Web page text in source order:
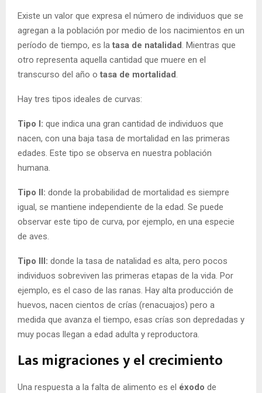
Existe un valor que expresa el número de individuos que se
agregan a la población por medio de los nacimientos en un
período de tiempo, es la tasa de natalidad . Mientras que
otro representa aquella cantidad que muere en el
transcurso del año o tasa de mortalidad
Hay tres tipos ideales de curvas:
Tipo I: que indica una gran cantidad de individuos que
nacen, con una baja tasa de mortalidad en las primeras
edades. Este tipo se observa en nuestra población
humana.
Tipo II: donde la probabilidad de mortalidad es siempre
igual, se mantiene independiente de la edad. Se puede
observar este tipo de curva, por ejemplo, en una especie
de aves.
Tipo III: donde la tasa de natalidad es alta, pero pocos
individuos sobreviven las primeras etapas de la vida. Por
ejemplo, es el caso de las ranas. Hay alta producción de
huevos, nacen cientos de crías (renacuajos) pero a
medida que avanza el tiempo, esas crías son depredadas y
muy pocas llegan a edad adulta y reproductora.
Las migraciones y el crecimiento
Una respuesta a la falta de alimento es el éxodo de